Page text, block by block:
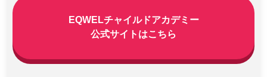
EQWELチャイルドアカデミー
公式サイトはこちら